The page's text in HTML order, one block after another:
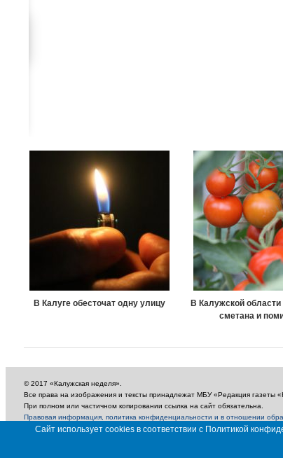
В Калуге обесточат одну улицу
В Калужской
сметана и
© 2017 «Калужская неделя».
Все права на изображения и тексты принадлежат МБУ «Редакция газеты
При полном или частичном копировании ссылка на сайт обязательна.
Правовая информация, политика конфиденциальности и в отношении
18+Сайт использует cookies в соответствии с Политикой